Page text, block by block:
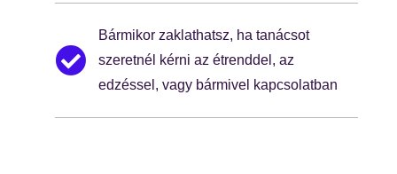
Bármikor zaklathatsz, ha tanácsot
szeretnél kérni az étrenddel, az
edzéssel, vagy bármivel kapcsolatban